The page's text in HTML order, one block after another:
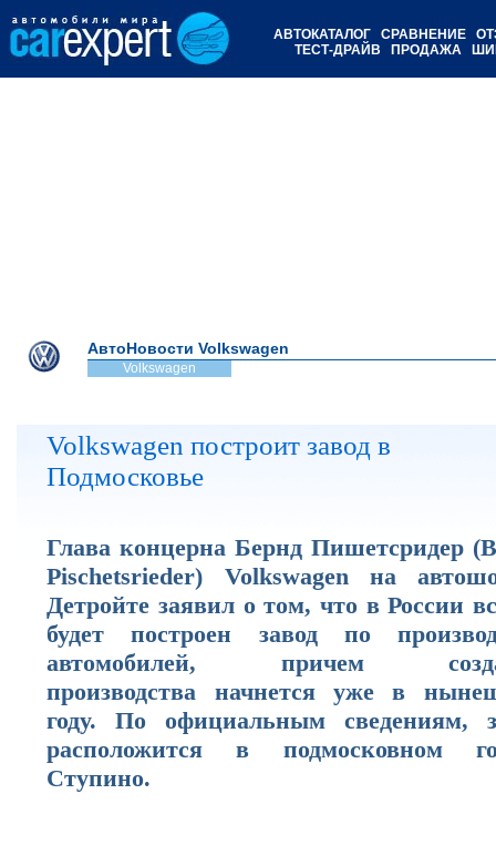
АВТОКАТАЛОГ СРАВНЕНИЕ
ТЕСТ-ДРАЙВ
ПРОДАЖА
АвтоНовости Volkswagen
Volkswagen
Volkswagen построит завод в
Подмосковье
Глава концерна Бернд Пишетсридер
Pischetsrieder) Volkswagen на
Детройте заявил о том, что в России
будет построен завод по
автомобилей, причем
производства начнется уже в
году. По официальным сведениям,
расположится в подмосковном
Ступино.